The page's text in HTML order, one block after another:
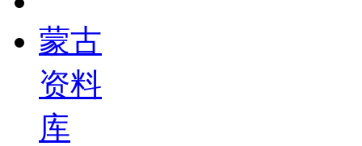
蒙古
资料
库